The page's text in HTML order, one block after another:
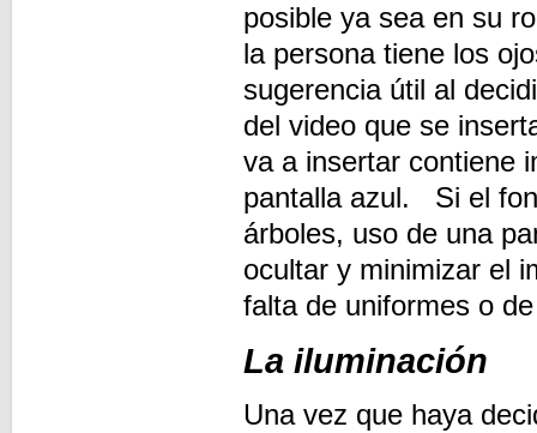
posible ya sea en su
la persona tiene los
sugerencia útil al
del video que se
va a insertar contiene
pantalla azul. Si el
árboles, uso de una
ocultar y minimizar el
falta de uniformes o
La iluminación
Una vez que haya